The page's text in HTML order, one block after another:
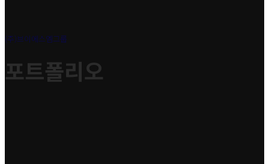
(주)브이에스엠그룹
포트폴리오